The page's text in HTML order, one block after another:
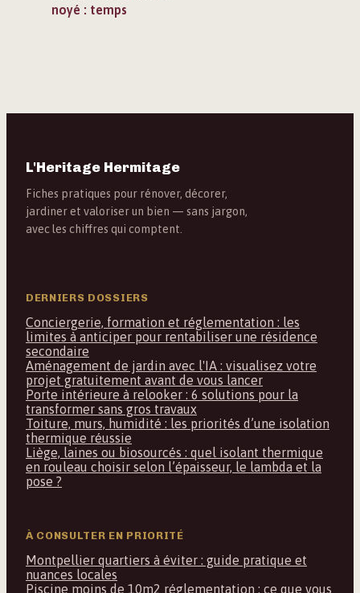
noyé : temps
L'Heritage Hermitage
Fiches pratiques pour rénover, décorer,
jardiner et valoriser un bien — sans jargon,
avec les chiffres qui comptent.
DERNIERS DOSSIERS
Conciergerie, formation et réglementation : les
limites à anticiper pour rentabiliser une résidence
secondaire
Aménagement de jardin avec l'IA : visualisez votre
projet gratuitement avant de vous lancer
Porte intérieure à relooker : 6 solutions pour la
transformer sans gros travaux
Toiture, murs, humidité : les priorités d’une isolation
thermique réussie
Liège, laines ou biosourcés : quel isolant thermique
en rouleau choisir selon l’épaisseur, le lambda et la
pose ?
À CONSULTER EN PRIORITÉ
Montpellier quartiers à éviter : guide pratique et
nuances locales
Piscine moins de 10m2 réglementation : ce que vous